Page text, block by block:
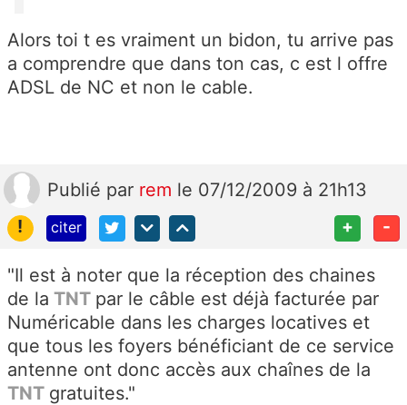
Alors toi t es vraiment un bidon, tu arrive pas
a comprendre que dans ton cas, c est l offre
ADSL de NC et non le cable.
Publié par rem le 07/12/2009 à 21h13
!
citer + -
"Il est à noter que la réception des chaines
de la TNT par le câble est déjà facturée par
Numéricable dans les charges locatives et
que tous les foyers bénéficiant de ce service
antenne ont donc accès aux chaînes de la
TNT gratuites."